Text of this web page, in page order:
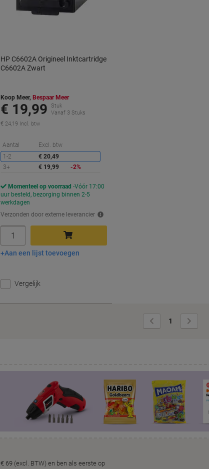
HP C6602A Origineel Inktcartridge
C6602A Zwart
Koop Meer, Bespaar Meer
€ 19,99
Stuk
Vanaf 3 Stuks
€ 24,19 Incl. btw
Aantal Excl. btw
1-2
€ 20,49
3+
€ 19,99 -2%
Momenteel op voorraad Vóór 17:00
uur besteld, bezorging binnen 2-5
werkdagen
Verzonden door externe leverancier
In winkelwagen
Aan een lijst toevoegen
Vergelijk
Vorige
pagina
1
pagina